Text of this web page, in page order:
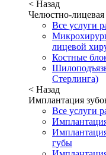
< Назад
Челюстно-лицевая
Все услуги
лицевой
Костные
Стерлинга)
< Назад
Имплантация
Все услуги
губы